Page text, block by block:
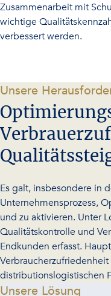
Zusammenarbeit mit
wichtige
verbessert werden.
Unsere
Es galt, insbesondere in
Unternehmensprozess,
und zu aktivieren. Unter
Qualitätskontrolle und
Endkunden erfasst.
distributionslogistischen
Unsere Lösung